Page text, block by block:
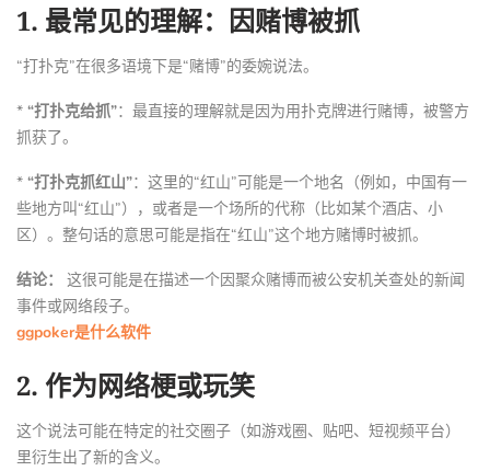
1. 最常见的理解：因赌博被抓
“打扑克”在很多语境下是“赌博”的委婉说法。
* “打扑克给抓”：最直接的理解就是因为用扑克牌进行赌博，被警方
抓获了。
* “打扑克抓红山”：这里的“红山”可能是一个地名（例如，中国有一
些地方叫“红山”），或者是一个场所的代称（比如某个酒店、小
区）。整句话的意思可能是指在“红山”这个地方赌博时被抓。
结论：
这很可能是在描述一个因聚众赌博而被公安机关查处的新闻
事件或网络段子。
ggpoker是什么软件
2. 作为网络梗或玩笑
这个说法可能在特定的社交圈子（如游戏圈、贴吧、短视频平台）
里衍生出了新的含义。